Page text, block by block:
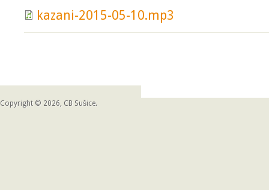
kazani-2015-05-10.mp3
Copyright © 2026, CB Sušice.